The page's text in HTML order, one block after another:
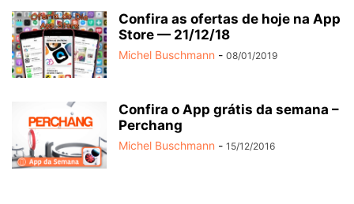
Confira as ofertas de hoje na App
Store — 21/12/18
Michel Buschmann - 08/01/2019
Confira o App grátis da semana –
Perchang
Michel Buschmann - 15/12/2016